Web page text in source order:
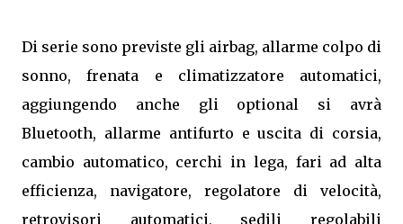
Di serie sono previste gli airbag, allarme colpo di
sonno, frenata e climatizzatore automatici,
aggiungendo anche gli optional si avrà
Bluetooth, allarme antifurto e uscita di corsia,
cambio automatico, cerchi in lega, fari ad alta
efficienza, navigatore, regolatore di velocità,
retrovisori automatici, sedili regolabili